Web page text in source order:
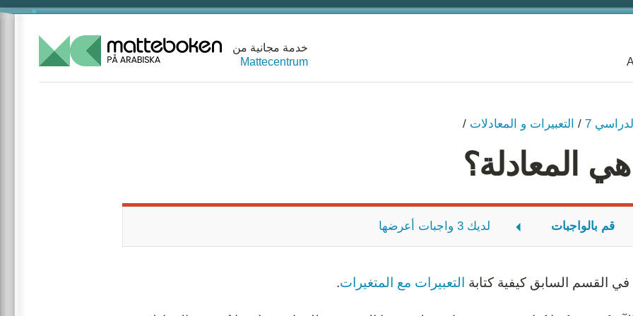
خدمة مجانية من
Mattecentrum
7
/ التعبيرات و المعادلات /
المعادلة؟
قم بالواجبات لديك 3 واجبات أعرضها
في القسم السابق كيفية كتابة التعبيرات مع المتغيرات.